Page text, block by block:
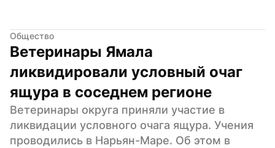
Общество
Ветеринары Ямала
ликвидировали условный очаг
ящура в соседнем регионе
Ветеринары округа приняли участие в
ликвидации условного очага ящура. Учения
проводились в Нарьян-Маре. Об этом в